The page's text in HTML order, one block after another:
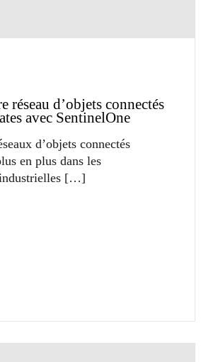
réseau d’objets connectés
avec SentinelOne
d’objets connectés
en plus dans les